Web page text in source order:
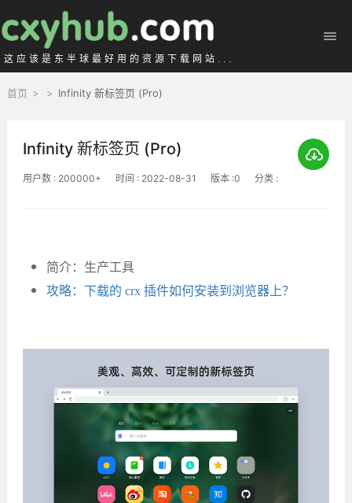
这应该是东半球最好用的资源下载网站...
首页 > > Infinity 新标签页 (Pro)
Infinity 新标签页 (Pro)
用户数 : 200000+ 时间 : 2022-08-31 版本 :0 分类 :
简介：生产工具
攻略：下载的 crx 插件如何安装到浏览器上？